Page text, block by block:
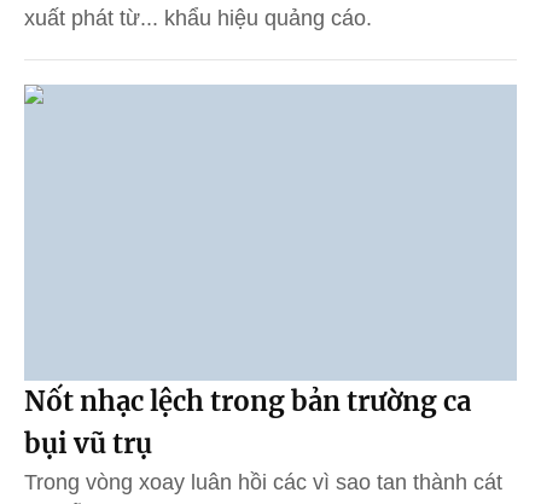
xuất phát từ... khẩu hiệu quảng cáo.
Nốt nhạc lệch trong bản trường ca
bụi vũ trụ
Trong vòng xoay luân hồi các vì sao tan thành cát